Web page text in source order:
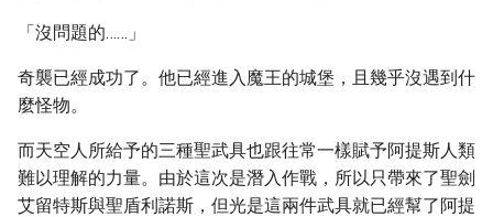
「沒問題的……」
奇襲已經成功了。他已經進入魔王的城堡，且幾乎沒遇到什
麼怪物。
而天空人所給予的三種聖武具也跟往常一樣賦予阿提斯人類
難以理解的力量。由於這次是潛入作戰，所以只帶來了聖劍
艾留特斯與聖盾利諾斯，但光是這兩件武具就已經幫了阿提